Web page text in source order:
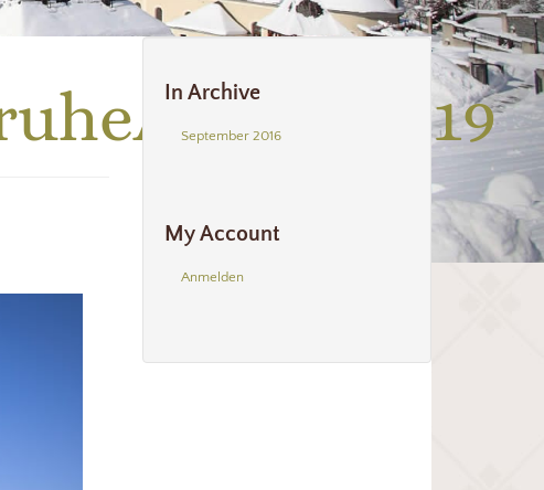
In Archive
September 2016
My Account
Anmelden